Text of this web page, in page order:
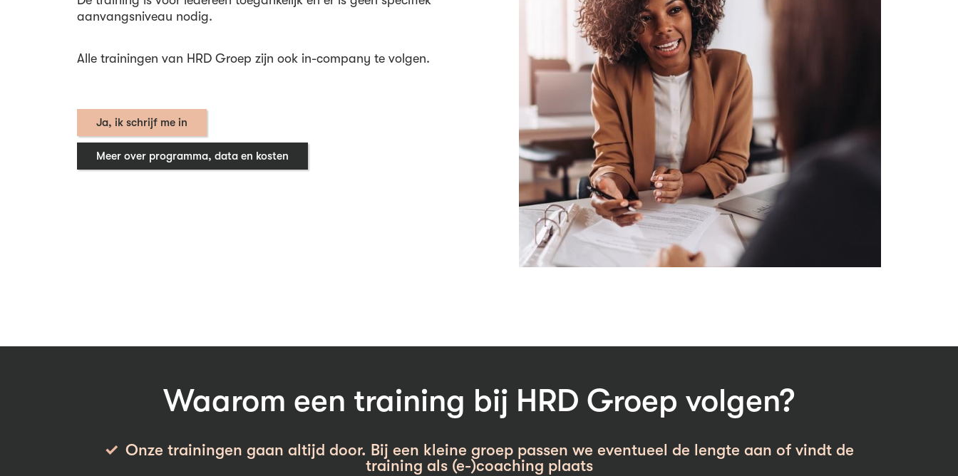
aanvangsniveau nodig.
Alle trainingen van HRD Groep zijn ook in-company te volgen.
Ja, ik schrijf me in
Meer over programma, data en kosten
Waarom een training bij HRD Groep volgen?
Onze trainingen gaan altijd door. Bij een kleine groep passen we eventueel de lengte aan of vindt de
training als (e-)coaching plaats